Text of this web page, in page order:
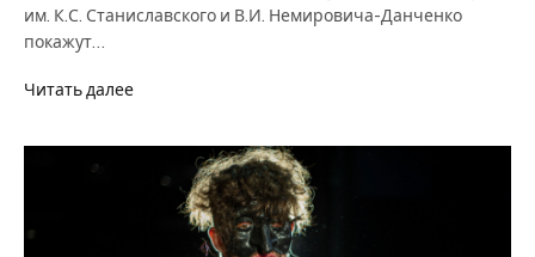
им. К.С. Станиславского и В.И. Немировича-Данченко
покажут…
Читать далее